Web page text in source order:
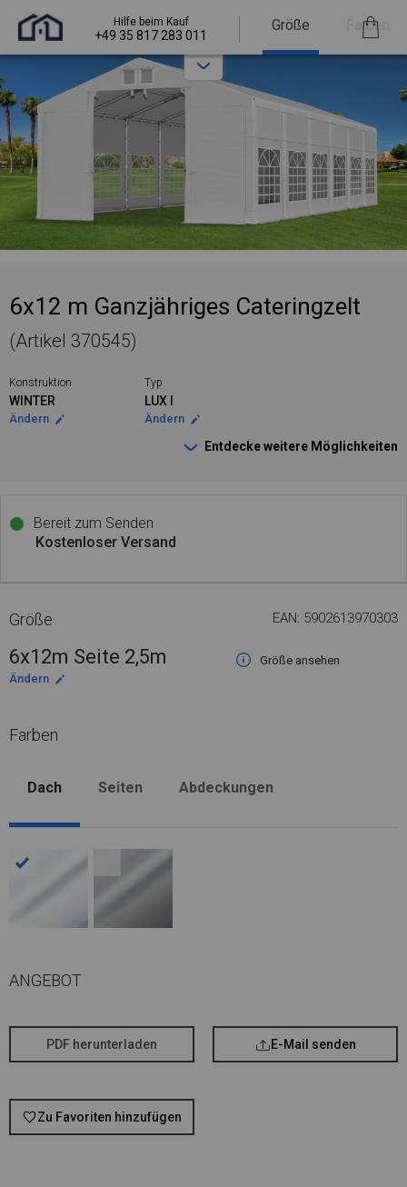
Hilfe beim Kauf
+49 35 817 283 011
Größe Farben
6x12 m Ganzjähriges Cateringzelt
(Artikel 370545)
Konstruktion
WINTER
Ändern
Typ
LUX I
Ändern
Entdecke weitere Möglichkeiten
Bereit zum Senden
Kostenloser Versand
Größe EAN: 5902613970303
6x12m Seite 2,5m
Größe ansehen
Ändern
Farben
Dach Seiten Abdeckungen
ANGEBOT
PDF herunterladen E-Mail senden
Zu Favoriten hinzufügen